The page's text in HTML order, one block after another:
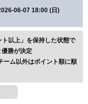
06-07 18:00 (日)
以上」を保持した状態で
優勝が決定
ーム以外はポイント順に順